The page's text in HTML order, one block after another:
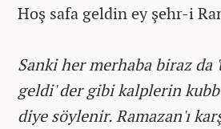
Hoş safa geldin ey şehr-i
Sanki her merhaba biraz da
geldi' der gibi kalplerin
diye söylenir. Ramazan'ı